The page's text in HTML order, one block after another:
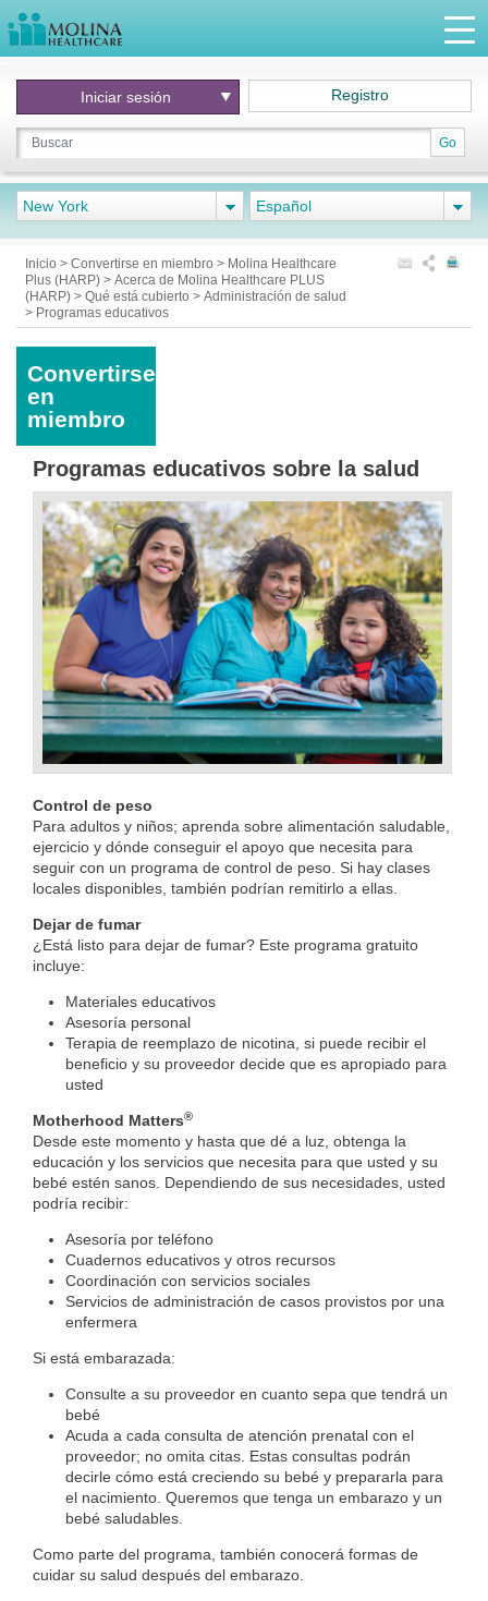
Go
Iniciar sesión Registro
New York Español
Inicio > Convertirse en miembro > Molina Healthcare
Plus (HARP) > Acerca de Molina Healthcare PLUS
(HARP) > Qué está cubierto > Administración de salud
> Programas educativos
Convertirse
en
miembro
Programas educativos sobre la salud
Control de peso
Para adultos y niños; aprenda sobre alimentación saludable,
ejercicio y dónde conseguir el apoyo que necesita para
seguir con un programa de control de peso. Si hay clases
locales disponibles, también podrían remitirlo a ellas.
Dejar de fumar
¿Está listo para dejar de fumar? Este programa gratuito
incluye:​
Materiales educativos
Asesoría personal
Terapia de reemplazo de nicotina, si puede recibir el
beneficio y su proveedor decide que es apropiado para
usted
Motherhood Matters®
Desde este momento y hasta que dé a luz, obtenga la
educación y los servicios que necesita para que usted y su
bebé estén sanos. Dependiendo de sus necesidades, usted
podría recibir:
Asesoría por teléfono
Cuadernos educativos y otros recursos
Coordinación con servicios sociales
Servicios de administración de casos provistos por una
enfermera
Si está embarazada:
Consulte a su proveedor en cuanto sepa que tendrá un
bebé
Acuda a cada consulta de atención prenatal con el
proveedor; no omita citas. Estas consultas podrán
decirle cómo está creciendo su bebé y prepararla para
el nacimiento. Queremos que tenga un embarazo y un
bebé saludables.
Como parte del programa, también conocerá formas de
cuidar su salud después del embarazo.